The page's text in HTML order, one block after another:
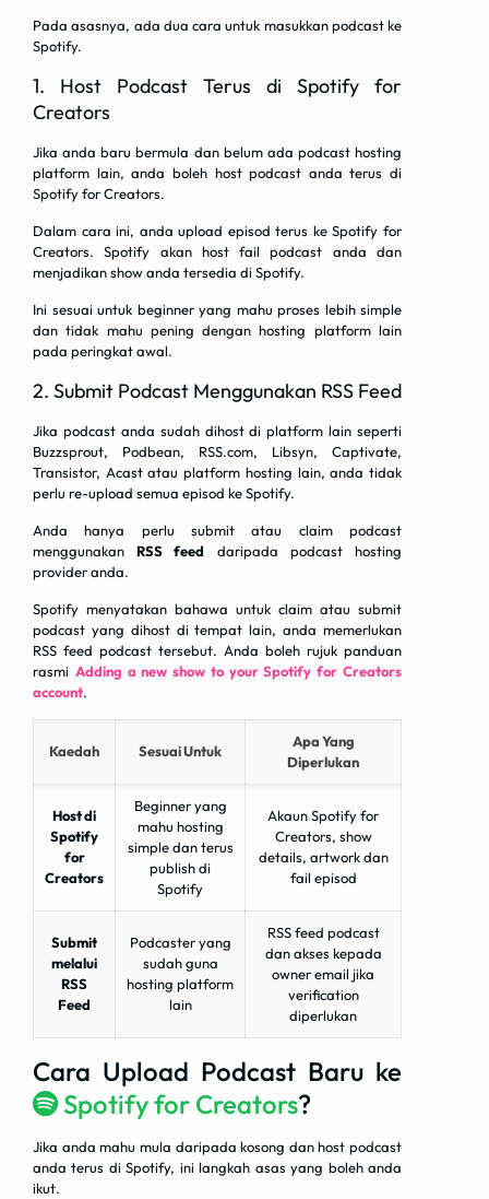
Pada asasnya, ada dua cara untuk masukkan podcast ke
Spotify.
1. Host Podcast Terus di Spotify for
Creators
Jika anda baru bermula dan belum ada podcast hosting
platform lain, anda boleh host podcast anda terus di
Spotify for Creators.
Dalam cara ini, anda upload episod terus ke Spotify for
Creators. Spotify akan host fail podcast anda dan
menjadikan show anda tersedia di Spotify.
Ini sesuai untuk beginner yang mahu proses lebih simple
dan tidak mahu pening dengan hosting platform lain
pada peringkat awal.
2. Submit Podcast Menggunakan RSS Feed
Jika podcast anda sudah dihost di platform lain seperti
Buzzsprout, Podbean, RSS.com, Libsyn, Captivate,
Transistor, Acast atau platform hosting lain, anda tidak
perlu re-upload semua episod ke Spotify.
Anda hanya perlu submit atau claim podcast
menggunakanRSS feed daripada podcast hosting
provider anda.
Spotify menyatakan bahawa untuk claim atau submit
podcast yang dihost di tempat lain, anda memerlukan
RSS feed podcast tersebut. Anda boleh rujuk panduan
rasmi Adding a new show to your Spotify for Creators
account.
Kaedah Sesuai Untuk
Apa Yang
Diperlukan
Host di
Spotify
for
Creators
Beginner yang
mahu hosting
simple dan terus
publish di
Spotify
Akaun Spotify for
Creators, show
details, artwork dan
fail episod
Submit
melalui
RSS
Feed
Podcaster yang
sudah guna
hosting platform
lain
RSS feed podcast
dan akses kepada
owner email jika
verification
diperlukan
Cara Upload Podcast Baru ke
Spotify for Creators?
Jika anda mahu mula daripada kosong dan host podcast
anda terus di Spotify, ini langkah asas yang boleh anda
ikut.